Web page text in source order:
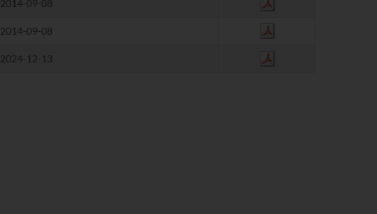
2014-09-08
2014-09-08
2024-12-13